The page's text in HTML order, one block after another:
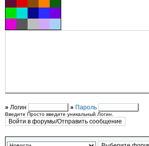
» Логин » Пароль
Введите Просто введите уникальный Логин.